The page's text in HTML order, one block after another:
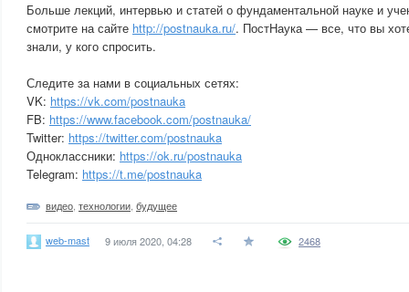
Больше лекций, интервью и статей о фундаментальной науке и
смотрите на сайте http://postnauka.ru/. ПостНаука — все, что вы
знали, у кого спросить.
Следите за нами в социальных сетях:
VK: https://vk.com/postnauka
FB: https://www.facebook.com/postnauka/
Twitter: https://twitter.com/postnauka
Одноклассники: https://ok.ru/postnauka
Telegram: https://t.me/postnauka
видео технологии будущее
web-mast 9 июля 2020, 04:28 2468